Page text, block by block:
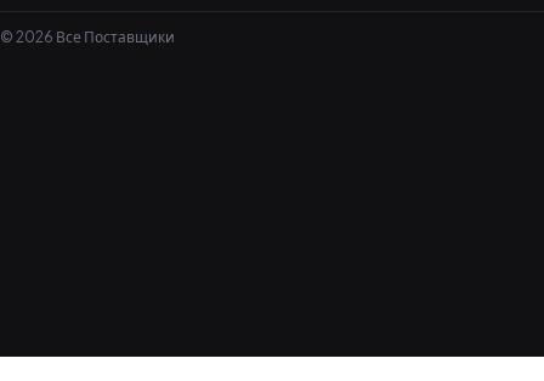
© 2026 Все Поставщики